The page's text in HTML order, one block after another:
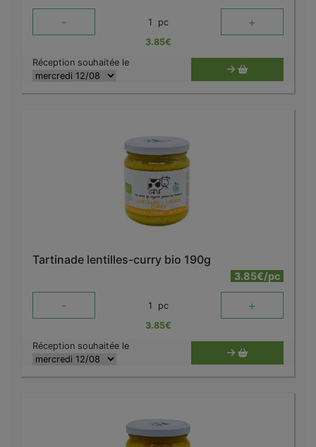
- 1 pc +
3.85€
Réception souhaitée le
Tartinade lentilles-curry bio 190g
3.85€/pc
- 1 pc +
3.85€
Réception souhaitée le